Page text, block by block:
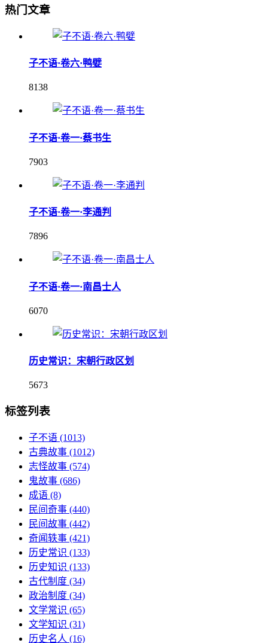
热门文章
子不语·卷六·鸭嬖
8138
子不语·卷一·蔡书生
7903
子不语·卷一·李通判
7896
子不语·卷一·南昌士人
6070
历史常识：宋朝行政区划
5673
标签列表
子不语 (1013)
古典故事 (1012)
志怪故事 (574)
鬼故事 (686)
成语 (8)
民间奇事 (440)
民间故事 (442)
奇闻轶事 (421)
历史常识 (133)
历史知识 (133)
古代制度 (34)
政治制度 (34)
文学常识 (65)
文学知识 (31)
历史名人 (16)